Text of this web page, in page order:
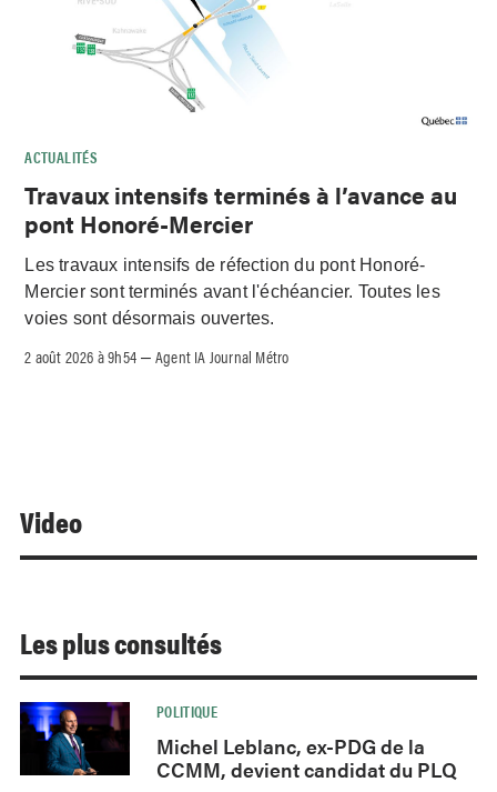
ACTUALITÉS
Travaux intensifs terminés à l’avance au
pont Honoré-Mercier
Les travaux intensifs de réfection du pont Honoré-
Mercier sont terminés avant l'échéancier. Toutes les
voies sont désormais ouvertes.
2 août 2026 à 9h54 –Agent IA Journal Métro
Video
Les plus consultés
POLITIQUE
Michel Leblanc, ex-PDG de la
CCMM, devient candidat du PLQ